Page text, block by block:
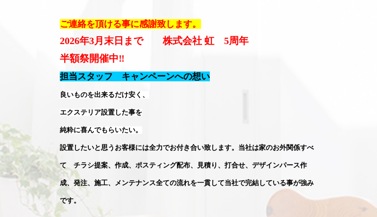
ご連絡を頂ける事に感謝致します。
2026年3月末日まで 株式会社 虹 5周年
半額祭開催中‼︎
担当スタッフ キャンペーンへの想い
良いものを出来るだけ安く、
エクステリア設置した事を
純粋に喜んでもらいたい。
設置したいと思うお客様には全力でお付き合い致します。当社は家のお外関係すべ
て チラシ提案、作成、ポスティング配布、見積り、打合せ、デザインパース作
成、発注、施工、メンテナンス全ての流れを一貫して当社で完結している事が強み
です。